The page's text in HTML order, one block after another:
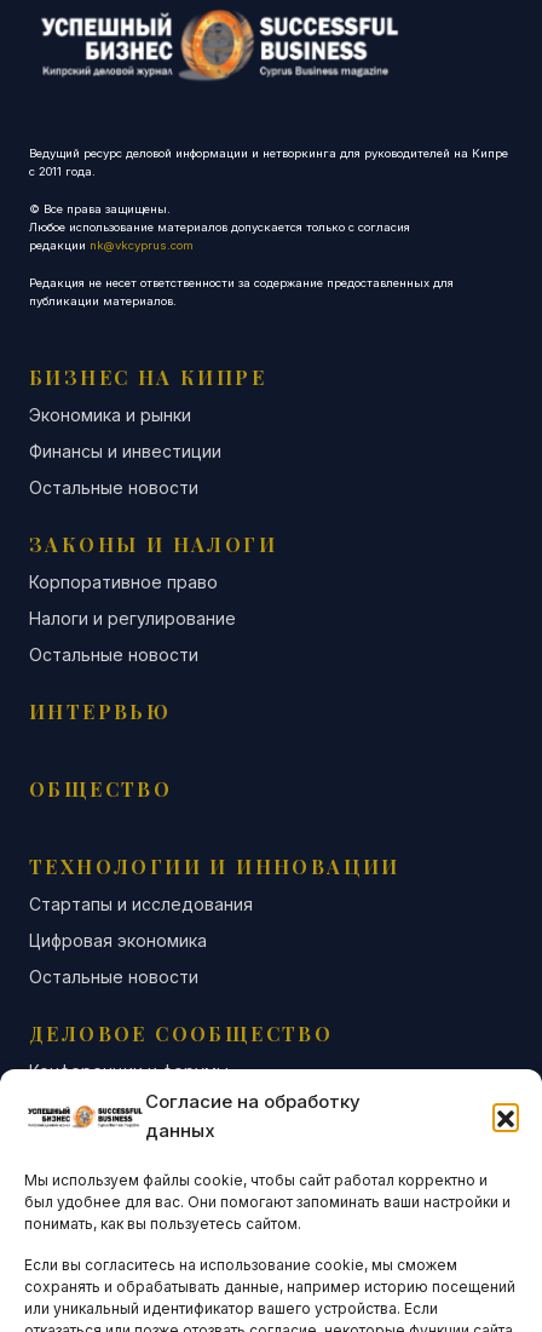
Согласие на обработку
данных
Мы используем файлы cookie, чтобы сайт работал корректно и
был удобнее для вас. Они помогают запоминать ваши настройки и
понимать, как вы пользуетесь сайтом.
Если вы согласитесь на использование cookie, мы сможем
сохранять и обрабатывать данные, например историю посещений
или уникальный идентификатор вашего устройства. Если
Ведущий ресурс деловой информации и нетворкинга для руководителей на Кипре
с 2011 года.
© Все права защищены.
Любое использование материалов допускается только с согласия
редакции nk@vkcyprus.com
Редакция не несет ответственности за содержание предоставленных для
публикации материалов.
БИЗНЕС НА КИПРЕ
Экономика и рынки
Финансы и инвестиции
Остальные новости
ЗАКОНЫ И НАЛОГИ
Корпоративное право
Налоги и регулирование
Остальные новости
ИНТЕРВЬЮ
ОБЩЕСТВО
ТЕХНОЛОГИИ И ИННОВАЦИИ
Стартапы и исследования
Цифровая экономика
Остальные новости
ДЕЛОВОЕ СООБЩЕСТВО
Конференции и форумы
Бизнес-клубы и ассоциации
Остальные новости
АНАЛИТИКА И СТАТИСТИКА
ARTICLES IN ENGLISH